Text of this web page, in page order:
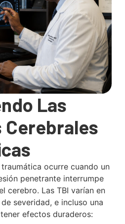
Las
Cerebrales
ocurre cuando un
penetrante interrumpe
cerebro. Las TBI varían en
severidad, e incluso una
efectos duraderos: